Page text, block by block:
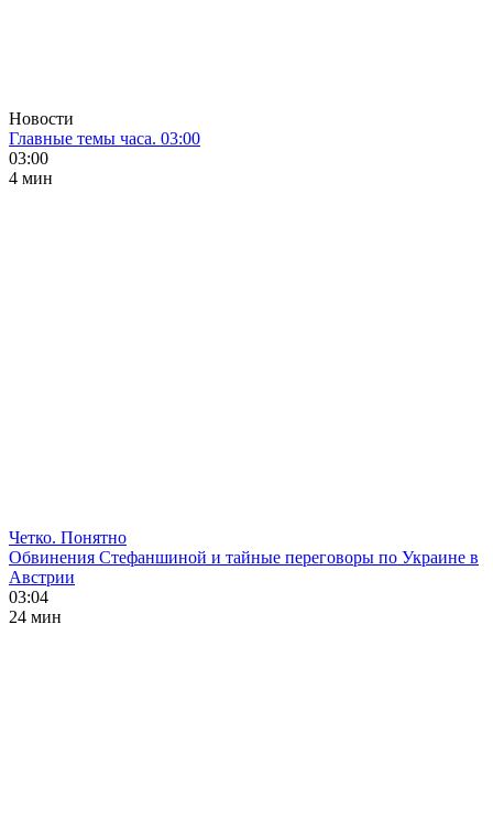
Новости
Главные темы часа. 03:00
03:00
4 мин
Четко. Понятно
Обвинения Стефаншиной и тайные переговоры по Украине в
Австрии
03:04
24 мин